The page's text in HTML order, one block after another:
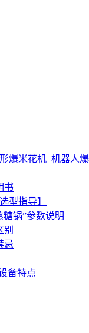
爆米花机_机器人
书
型指导】
锅”参数说明
别
忌
备特点